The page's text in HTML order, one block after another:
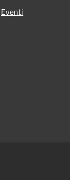
Eventi